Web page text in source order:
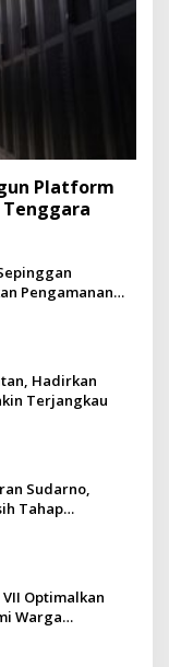
Platform
Pengamanan
Hadirkan
Terjangkau
Sudarno,
Tahap
Optimalkan
Warga